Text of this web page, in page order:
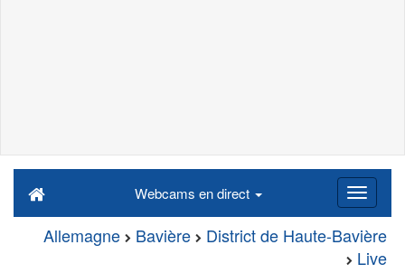
Webcams en direct
Allemagne Bavière
District de Haute-Bavière
Live